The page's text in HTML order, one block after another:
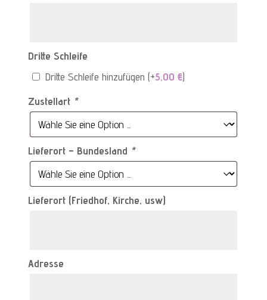
Dritte Schleife
Dritte Schleife hinzufügen (+5,00 €)
Zustellart *
Lieferort – Bundesland *
Lieferort (Friedhof, Kirche, usw)
Adresse